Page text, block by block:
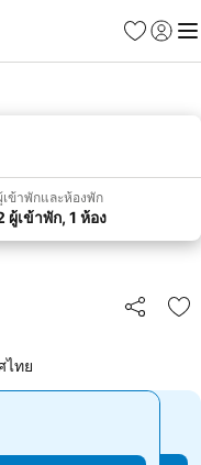
รายการโป
เข้าสู่ร
เมนู
เข้าพักและห้องพัก
ผู้เข้าพัก, 1 ห้อง
แชร์
เ
ไทย